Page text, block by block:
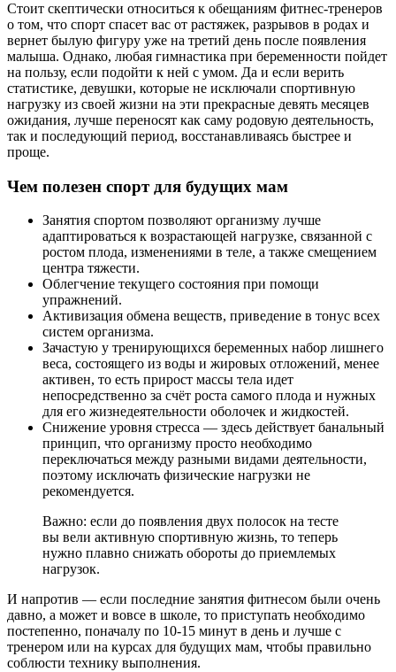
Стоит скептически относиться к обещаниям фитнес-тренеров
о том, что спорт спасет вас от растяжек, разрывов в родах и
вернет былую фигуру уже на третий день после появления
малыша. Однако, любая гимнастика при беременности пойдет
на пользу, если подойти к ней с умом. Да и если верить
статистике, девушки, которые не исключали спортивную
нагрузку из своей жизни на эти прекрасные девять месяцев
ожидания, лучше переносят как саму родовую деятельность,
так и последующий период, восстанавливаясь быстрее и
проще.
Чем полезен спорт для будущих мам
Занятия спортом позволяют организму лучше
адаптироваться к возрастающей нагрузке, связанной с
ростом плода, изменениями в теле, а также смещением
центра тяжести.
Облегчение текущего состояния при помощи
упражнений.
Активизация обмена веществ, приведение в тонус всех
систем организма.
Зачастую у тренирующихся беременных набор лишнего
веса, состоящего из воды и жировых отложений, менее
активен, то есть прирост массы тела идет
непосредственно за счёт роста самого плода и нужных
для его жизнедеятельности оболочек и жидкостей.
Снижение уровня стресса — здесь действует банальный
принцип, что организму просто необходимо
переключаться между разными видами деятельности,
поэтому исключать физические нагрузки не
рекомендуется.
Важно: если до появления двух полосок на тесте
вы вели активную спортивную жизнь, то теперь
нужно плавно снижать обороты до приемлемых
нагрузок.
И напротив — если последние занятия фитнесом были очень
давно, а может и вовсе в школе, то приступать необходимо
постепенно, поначалу по 10-15 минут в день и лучше с
тренером или на курсах для будущих мам, чтобы правильно
соблюсти технику выполнения.